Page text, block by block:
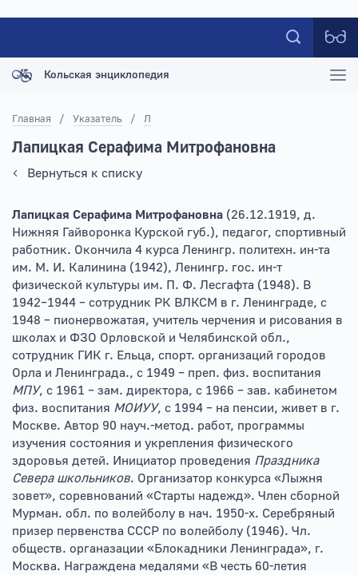
Кольская энциклопедия
Главная / Указатель / Л
Лапицкая Серафима Митрофановна
Вернуться к списку
Лапицкая Серафима Митрофановна (26.12.1919, д.
Нижняя Гайворонка Курской губ.), педагог, спортивный
работник. Окончила 4 курса Ленингр. политехн. ин-та
им. М. И. Калинина (1942), Ленингр. гос. ин-т
физической культуры им. П. Ф. Лесгафта (1948). В
1942–1944 – сотрудник РК ВЛКСМ в г. Ленинграде, с
1948 – пионервожатая, учитель черчения и рисования в
школах и ФЗО Орловской и Челябинской обл.,
сотрудник ГИК г. Ельца, спорт. организаций городов
Орла и Ленинграда., с 1949 – преп. физ. воспитания
МПУ, с 1961 – зам. директора, с 1966 – зав. кабинетом
физ. воспитания МОИУУ, с 1994 – на пенсии, живет в г.
Москве. Автор 90 науч.-метод. работ, программы
изучения состояния и укрепления физического
здоровья детей. Инициатор проведения Праздника
Севера школьников. Организатор конкурса «Лыжня
зовет», соревнований «Старты надежд». Член сборной
Мурман. обл. по волейболу в нач. 1950-х. Серебряный
призер первенства СССР по волейболу (1946). Чл.
обществ. органазации «Блокадники Ленинграда», г.
Москва. Награждена медалями «В честь 60-летия